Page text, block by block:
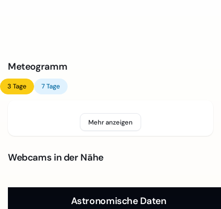
Meteogramm
3 Tage 7 Tage
Mehr anzeigen
Webcams in der Nähe
Astronomische Daten